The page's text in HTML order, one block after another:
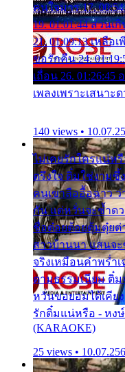
คนใจมาร 17.
19. 01:01:44 ส่วนเ
21. 01:09:13 เหลือเ
ขอรักคืน 24.
เถื่อน 26. 01:26:45
เพลงเพราะเสนาะ
140 views •
ไม่เคยรักใครแน่ห
ตรึงใจ ติ๋มใช่งาม
คนเขาลืออื้อฉาว
กัน แต่หวั่นจะช้ำด
ชื่อต๋อยต้อยตุ้มตุ๋ยต่
สาวบ้านนา แสนจ
จริงเหมือนคำพร่ำ
ตามธรรมเนียม ติ๋ม
หวั่นขอยอมได้เคียง
รักติ๋มแน่หรือ - หง
(KARAOKE)
25 views •